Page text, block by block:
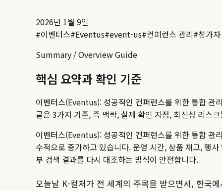
2026년 1월 9일
#이벤터스#Eventus#event-us#컨퍼런스 관리#참가
Summary / Overview Guide
핵심 요약과 확인 기준
이벤터스(Eventus): 성공적인 컨퍼런스를 위한 통합 관
글은 3가지 기준, 즉 맥락, 실제 확인 지점, 최신성 리스
이벤터스(Eventus): 성공적인 컨퍼런스를 위한 통합 관
수적으로 증가하고 있습니다.운영 시간, 상품 재고, 행
부 검색 결과를 다시 대조하는 방식이 안전합니다.
오늘날 K-컬처가 전 세계의 주목을 받으면서, 한국